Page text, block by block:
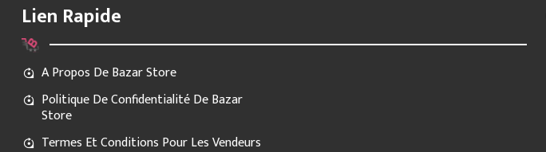
Lien Rapide
A Propos De Bazar Store
Politique De Confidentialité De Bazar
Store
Termes Et Conditions Pour Les Vendeurs